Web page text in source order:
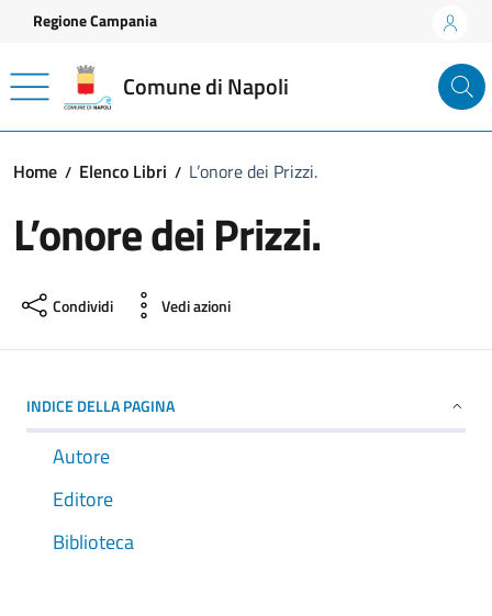
Vai ai contenuti
Vai al footer
Regione Campania
Comune di Napoli
Home Elenco Libri L’onore dei Prizzi.
L’onore dei Prizzi.
Condividi Vedi azioni
INDICE DELLA PAGINA
Autore
Editore
Biblioteca